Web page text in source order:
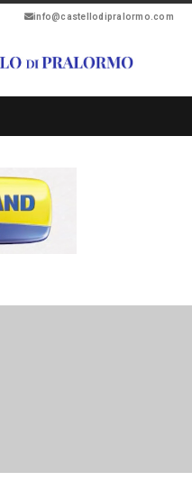
info@castellodipralormo.com